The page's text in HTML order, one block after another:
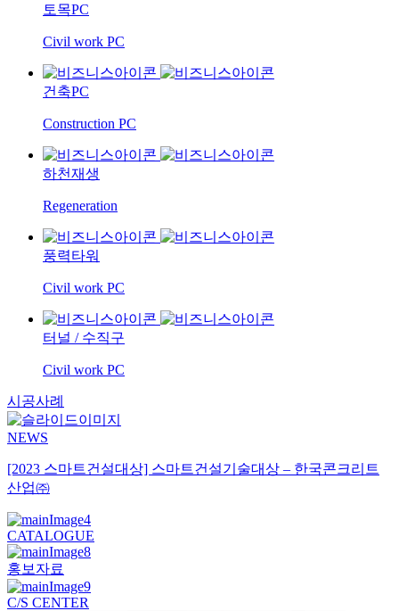
토목PC
Civil work PC
건축PC
Construction PC
하천재생
Regeneration
풍력타워
Civil work PC
터널 / 수직구
Civil work PC
시공사례
NEWS
[2023 스마트건설대상] 스마트건설기술대상 – 한국콘크리트
산업㈜
CATALOGUE
홍보자료
C/S CENTER